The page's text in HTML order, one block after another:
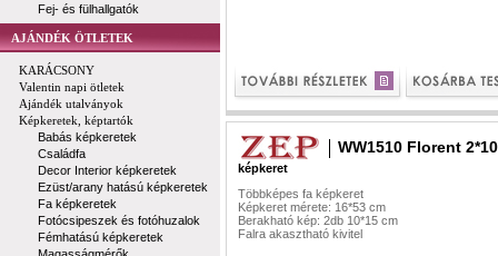
Fej- és fülhallgatók
AJÁNDÉK ÖTLETEK
KARÁCSONY
Valentin napi ötletek
Ajándék utalványok
Képkeretek, képtartók
Babás képkeretek
Családfa
Decor Interior képkeretek
Ezüst/arany hatású képkeretek
Fa képkeretek
Fotócsipeszek és fotóhuzalok
Fémhatású képkeretek
WW1510 Florent
képkeret
Többképes fa képkeret
Képkeret mérete: 16*53 cm
Berakható kép: 2db 10*15 cm
Falra akasztható kivitel